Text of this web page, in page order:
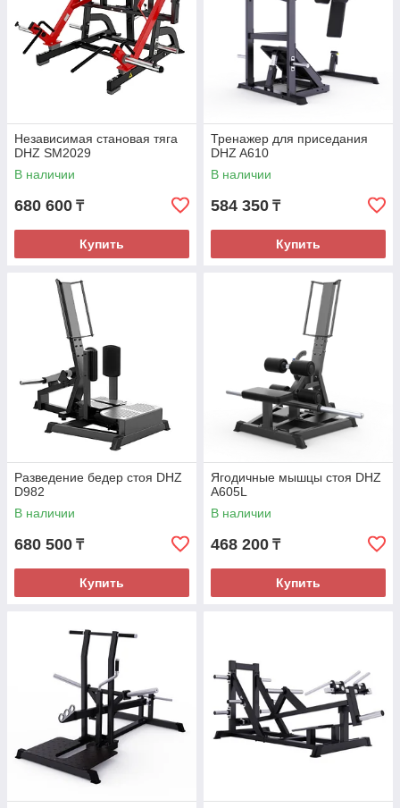
Независимая становая тяга
DHZ SM2029
В наличии
680 600 ₸
Купить
Тренажер для приседания
DHZ A610
В наличии
584 350 ₸
Купить
Разведение бедер стоя DHZ
D982
В наличии
680 500 ₸
Купить
Ягодичные мышцы стоя DHZ
A605L
В наличии
468 200 ₸
Купить